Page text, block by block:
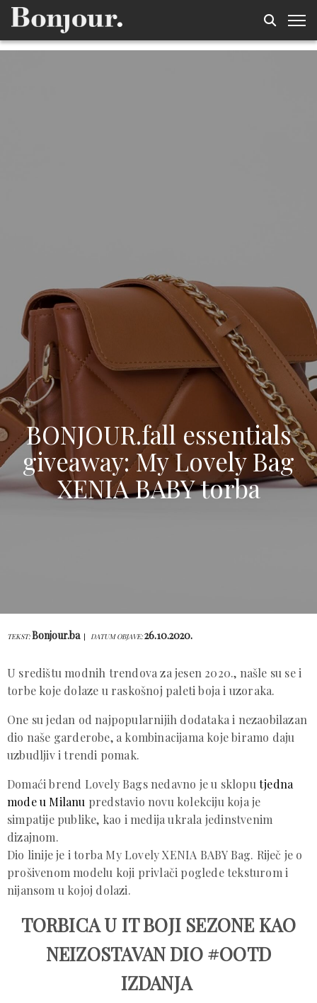
BONJOUR.fall essentials
giveaway: My Lovely Bag
XENIA BABY torba
TEKST:Bonjour.ba DATUM OBJAVE:26.10.2020.
U središtu modnih trendova za jesen 2020., našle su se i
torbe koje dolaze u raskošnoj paleti boja i uzoraka.
One su jedan od najpopularnijih dodataka i nezaobilazan
dio naše garderobe, a kombinacijama koje biramo daju
uzbudljiv i trendi pomak.
Domaći brend Lovely Bags nedavno je u sklopu tjedna
mode u Milanu predstavio novu kolekciju koja je
simpatije publike, kao i medija ukrala jedinstvenim
dizajnom.
Dio linije je i torba My Lovely XENIA BABY Bag. Riječ je o
prošivenom modelu koji privlači poglede teksturom i
nijansom u kojoj dolazi.
TORBICA U IT BOJI SEZONE KAO
NEIZOSTAVAN DIO #OOTD
IZDANJA